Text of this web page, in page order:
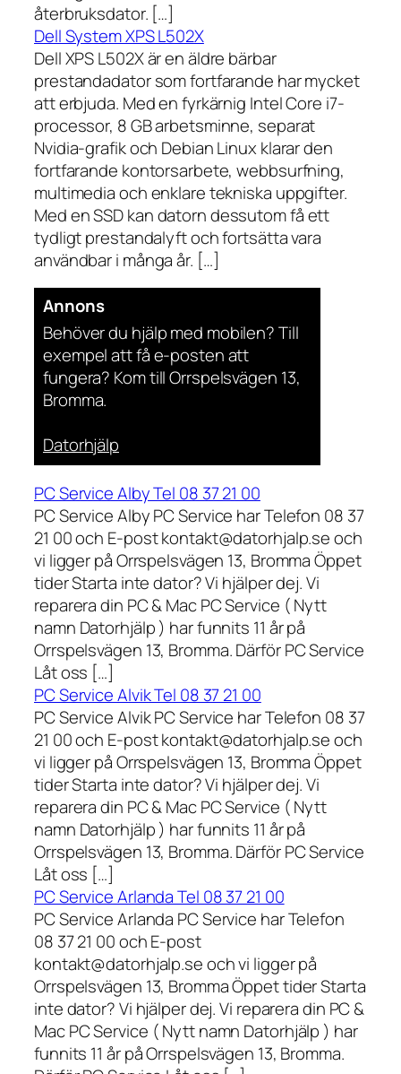
återbruksdator. […]
Dell System XPS L502X
Dell XPS L502X är en äldre bärbar
prestandadator som fortfarande har mycket
att erbjuda. Med en fyrkärnig Intel Core i7-
processor, 8 GB arbetsminne, separat
Nvidia-grafik och Debian Linux klarar den
fortfarande kontorsarbete, webbsurfning,
multimedia och enklare tekniska uppgifter.
Med en SSD kan datorn dessutom få ett
tydligt prestandalyft och fortsätta vara
användbar i många år. […]
Annons
Behöver du hjälp med mobilen? Till
exempel att få e-posten att
fungera? Kom till Orrspelsvägen 13,
Bromma.
Datorhjälp
PC Service Alby Tel 08 37 21 00
PC Service Alby PC Service har Telefon 08 37
21 00 och E-post kontakt@datorhjalp.se och
vi ligger på Orrspelsvägen 13, Bromma Öppet
tider Starta inte dator? Vi hjälper dej. Vi
reparera din PC & Mac PC Service ( Nytt
namn Datorhjälp ) har funnits 11 år på
Orrspelsvägen 13, Bromma. Därför PC Service
Låt oss […]
PC Service Alvik Tel 08 37 21 00
PC Service Alvik PC Service har Telefon 08 37
21 00 och E-post kontakt@datorhjalp.se och
vi ligger på Orrspelsvägen 13, Bromma Öppet
tider Starta inte dator? Vi hjälper dej. Vi
reparera din PC & Mac PC Service ( Nytt
namn Datorhjälp ) har funnits 11 år på
Orrspelsvägen 13, Bromma. Därför PC Service
Låt oss […]
PC Service Arlanda Tel 08 37 21 00
PC Service Arlanda PC Service har Telefon
08 37 21 00 och E-post
kontakt@datorhjalp.se och vi ligger på
Orrspelsvägen 13, Bromma Öppet tider Starta
inte dator? Vi hjälper dej. Vi reparera din PC &
Mac PC Service ( Nytt namn Datorhjälp ) har
funnits 11 år på Orrspelsvägen 13, Bromma.